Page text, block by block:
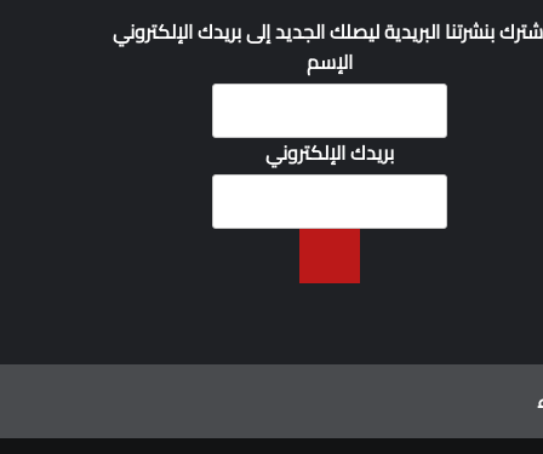
بنشرتنا البريدية ليصلك الجديد إلى بريدك الإلكتروني
الإسم
بريدك الإلكتروني